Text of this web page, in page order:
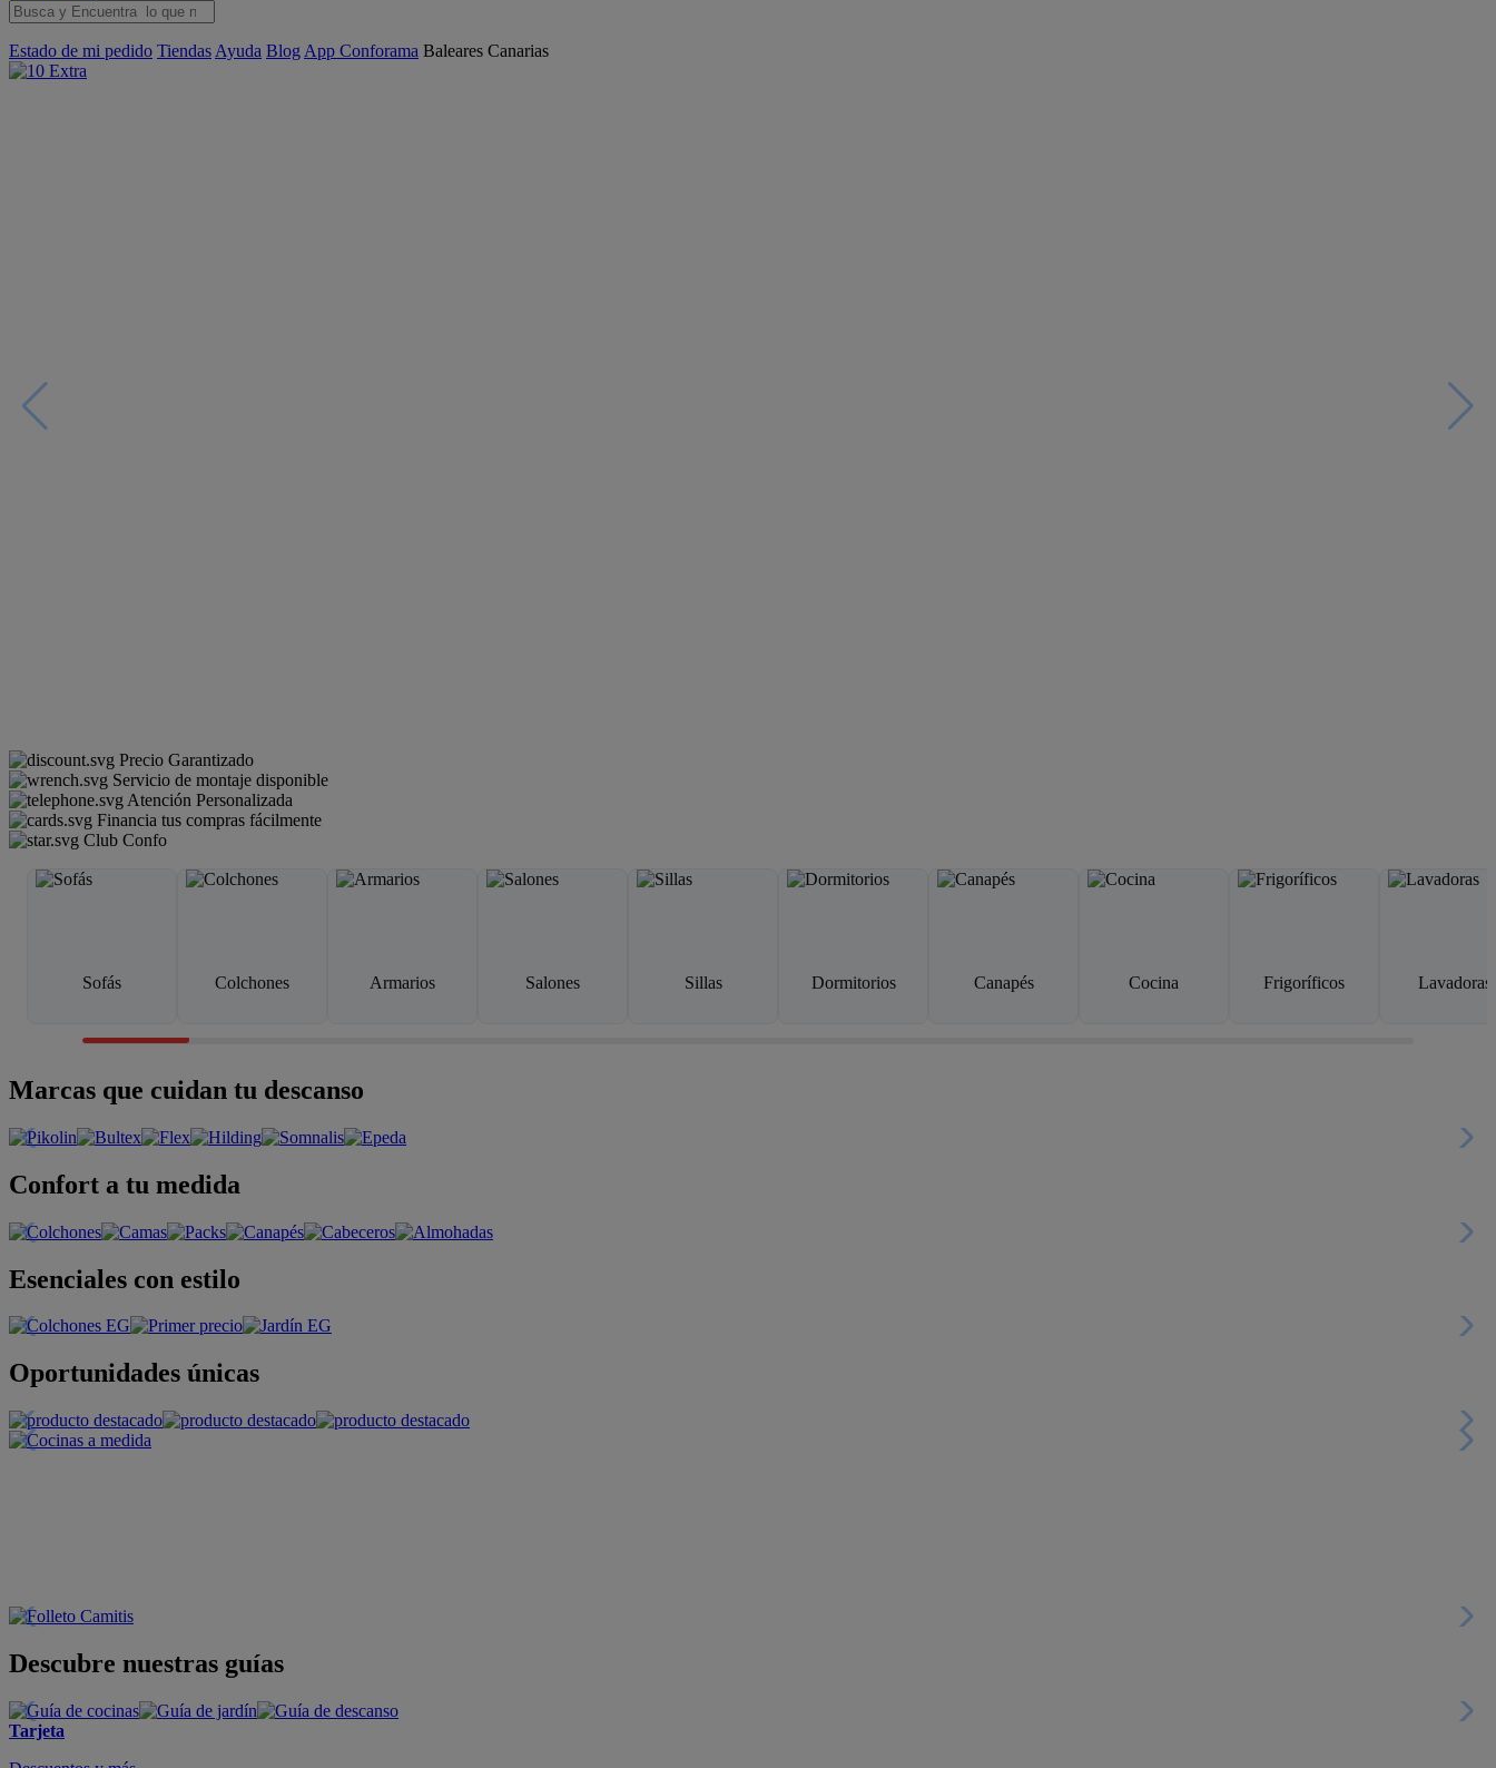
Estado de mi pedido Tiendas Ayuda Blog App Conforama Baleares Canarias
Precio Garantizado
Servicio de montaje disponible
Atención Personalizada
Financia tus compras fácilmente
Club Confo
Sofás Colchones Armarios Salones Sillas Dormitorios Canapés Cocina Frigoríficos Lavadoras
Marcas que cuidan tu descanso
Confort a tu medida
Esenciales con estilo
Oportunidades únicas
Descubre nuestras guías
Tarjeta